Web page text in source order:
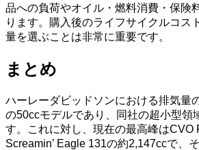
品への負荷やオイル・燃料消費・保険
ります。購入後のライフサイクルコス
量を選ぶことは非常に重要です。
まとめ
ハーレーダビッドソンにおける排気量
の50ccモデルであり、同社の超小型領
す。これに対し、現在の最高峰はCVO
Screamin’ Eagle 131の約2,147ccで、